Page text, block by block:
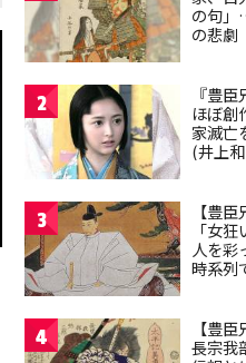
の句」
の悲劇
2
『豊
ほぼ創
家滅亡
(井上
3
【豊
「女
人を彩
時系列
4
【豊
長宗我